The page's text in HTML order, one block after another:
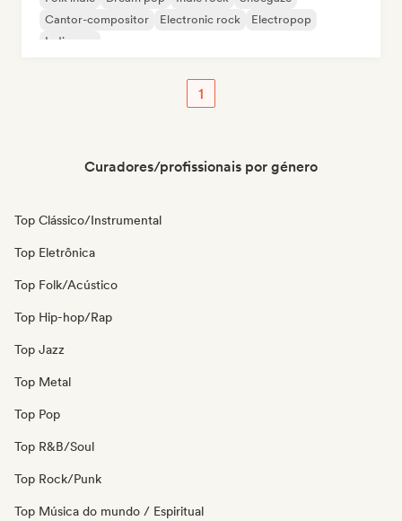
Cantor-compositor
Electronic rock
Electropop
Indie pop
1
Curadores/profissionais por género
Top Clássico/Instrumental
Top Eletrônica
Top Folk/Acústico
Top Hip-hop/Rap
Top Jazz
Top Metal
Top Pop
Top R&B/Soul
Top Rock/Punk
Top Música do mundo / Espiritual